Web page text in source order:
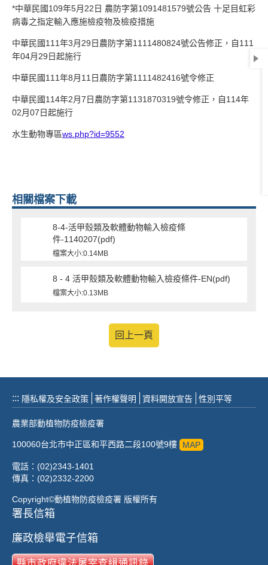
*中華民國109年5月22日 農防字第1091481579號公告 十足目虹彩
病毒之指定輸入應施檢疫物及檢疫措施
中華民國111年3月29日農防字第1111480824號公告修正，自111
年04月29日起施行
中華民國111年8月11日農防字第1111482416號令修正
中華民國114年2月7日農防字第1131870319號令修正，自114年
02月07日起施行
水生動物專區ws.php?id=9552
相關檔案下載
8-4-活甲殼類及軟體動物輸入檢疫條
件-1140207(pdf)
檔案大小:0.14MB
8 - 4 活甲殼類及軟體動物輸入檢疫條件-EN(pdf)
檔案大小:0.13MB
回上一頁
::: 隱私權及安全政策 著作權聲明 資料開放宣告 性別平等
農業部動植物防疫檢疫署
100060台北市中正區和平西路二段100號9樓 MAP
電話：(02)2343-1401
傳真：(02)2332-2200
Copyright©動植物防疫檢疫署 版權所有
署長信箱
廉政檢舉電子信箱